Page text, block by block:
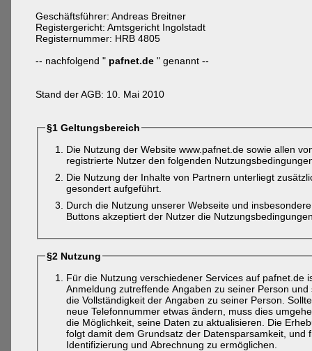
Geschäftsführer: Andreas Breitner
Registergericht: Amtsgericht Ingolstadt
Registernummer: HRB 4805
-- nachfolgend " pafnet.de" genannt --
Stand der AGB: 10. Mai 2010
§1 Geltungsbereich
Die Nutzung der Website www.pafnet.de sowie allen
registrierte Nutzer den folgenden
Die Nutzung der Inhalte von Partnern unterliegt
gesondert aufgeführt.
Durch die Nutzung unserer Webseite und
Buttons akzeptiert der Nutzer die
§2 Nutzung
Für die Nutzung verschiedener Services auf
Anmeldung zutreffende Angaben zu seiner Person
die Vollständigkeit der Angaben zu seiner Person.
neue Telefonnummer etwas ändern, muss dies
die Möglichkeit, seine Daten zu aktualisieren. Die
folgt damit dem Grundsatz der Datensparsamkeit,
Identifizierung und Abrechnung zu ermöglichen.